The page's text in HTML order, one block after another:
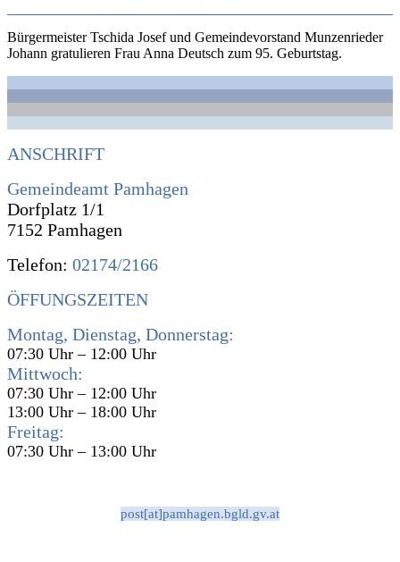
Bürgermeister Tschida Josef und Gemeindevorstand Munzenrieder
Johann gratulieren Frau Anna Deutsch zum 95. Geburtstag.
ANSCHRIFT
Gemeindeamt Pamhagen
Dorfplatz 1/1
7152 Pamhagen
Telefon: 02174/2166
ÖFFUNGSZEITEN
Montag, Dienstag, Donnerstag:
07:30 Uhr – 12:00 Uhr
Mittwoch:
07:30 Uhr – 12:00 Uhr
13:00 Uhr – 18:00 Uhr
Freitag:
07:30 Uhr – 13:00 Uhr
post[at]pamhagen.bgld.gv.at